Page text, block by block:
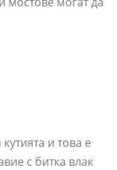
и това е
с битка влак